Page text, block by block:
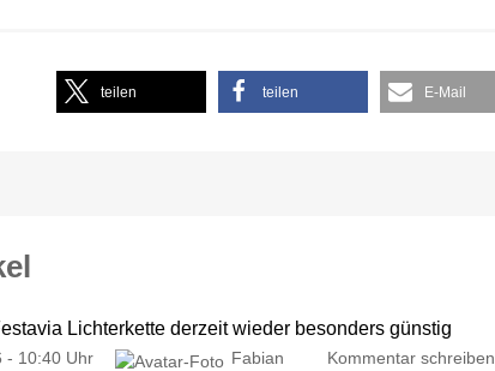
teilen teilen E-Mail
Lichterkette derzeit wieder besonders günstig
- 10:40 Uhr Fabian Kommentar schreiben